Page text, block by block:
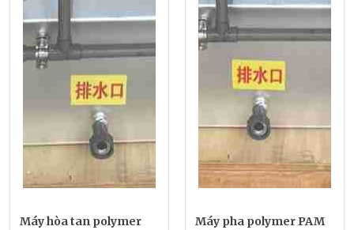
Máy hòa tan polymer
Máy pha polymer PAM